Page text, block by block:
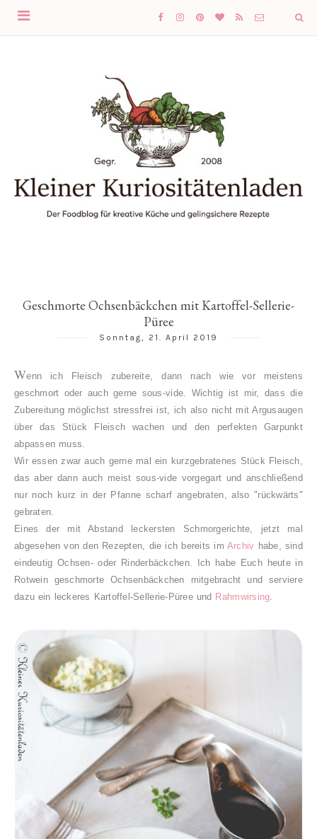
Geschmorte Ochsenbäckchen mit Kartoffel-Sellerie-
Püree
Sonntag, 21. April 2019
Wenn ich Fleisch zubereite, dann nach wie vor meistens
geschmort oder auch gerne sous-vide. Wichtig ist mir, dass die
Zubereitung möglichst stressfrei ist, ich also nicht mit Argusaugen
über das Stück Fleisch wachen und den perfekten Garpunkt
abpassen muss.
Wir essen zwar auch gerne mal ein kurzgebratenes Stück Fleisch,
das aber dann auch meist sous-vide vorgegart und anschließend
nur noch kurz in der Pfanne scharf angebraten, also "rückwärts"
gebraten.
Eines der mit Abstand leckersten Schmorgerichte, jetzt mal
abgesehen von den Rezepten, die ich bereits im Archiv habe, sind
eindeutig Ochsen- oder Rinderbäckchen. Ich habe Euch heute in
Rotwein geschmorte Ochsenbäckchen mitgebracht und serviere
dazu ein leckeres Kartoffel-Sellerie-Püree und Rahmwirsing.